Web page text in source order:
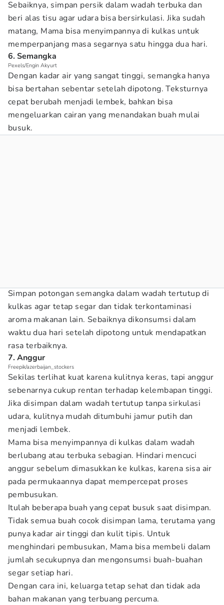
Sebaiknya, simpan persik dalam wadah terbuka dan
beri alas tisu agar udara bisa bersirkulasi. Jika sudah
matang, Mama bisa menyimpannya di kulkas untuk
memperpanjang masa segarnya satu hingga dua hari.
6. Semangka
Pexels/Engin Akyurt
Dengan kadar air yang sangat tinggi, semangka hanya
bisa bertahan sebentar setelah dipotong. Teksturnya
cepat berubah menjadi lembek, bahkan bisa
mengeluarkan cairan yang menandakan buah mulai
busuk.
Simpan potongan semangka dalam wadah tertutup di
kulkas agar tetap segar dan tidak terkontaminasi
aroma makanan lain. Sebaiknya dikonsumsi dalam
waktu dua hari setelah dipotong untuk mendapatkan
rasa terbaiknya.
7. Anggur
Freepik/azerbaijan_stockers
Sekilas terlihat kuat karena kulitnya keras, tapi anggur
sebenarnya cukup rentan terhadap kelembapan tinggi.
Jika disimpan dalam wadah tertutup tanpa sirkulasi
udara, kulitnya mudah ditumbuhi jamur putih dan
menjadi lembek.
Mama bisa menyimpannya di kulkas dalam wadah
berlubang atau terbuka sebagian. Hindari mencuci
anggur sebelum dimasukkan ke kulkas, karena sisa air
pada permukaannya dapat mempercepat proses
pembusukan.
Itulah beberapa buah yang cepat busuk saat disimpan.
Tidak semua buah cocok disimpan lama, terutama yang
punya kadar air tinggi dan kulit tipis. Untuk
menghindari pembusukan, Mama bisa membeli dalam
jumlah secukupnya dan mengonsumsi buah-buahan
segar setiap hari.
Dengan cara ini, keluarga tetap sehat dan tidak ada
bahan makanan yang terbuang percuma.